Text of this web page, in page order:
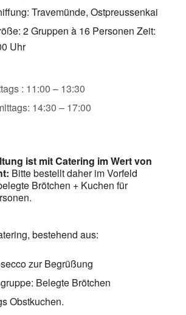
Travemünde, Ostpreussenkai
2 Gruppen à 16 Personen Zeit:
Uhr
: 11:00 – 13:30
14:30 – 17:00
ist mit Catering im Wert von
Bitte bestellt daher im Vorfeld
Brötchen + Kuchen für
bestehend aus:
zur Begrüßung
Belegte Brötchen
Obstkuchen.